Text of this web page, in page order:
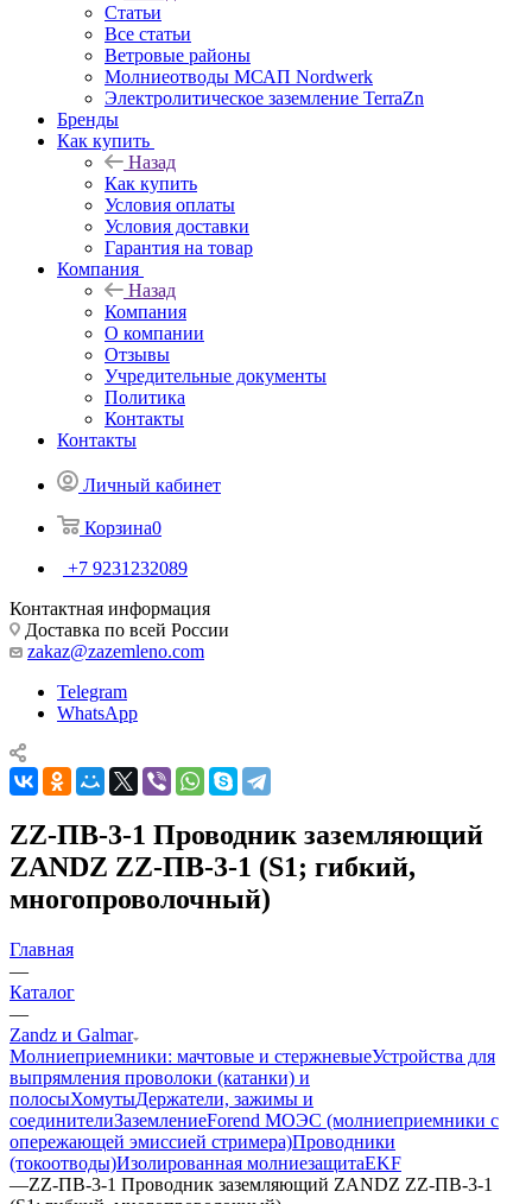
Статьи
Все статьи
Ветровые районы
Молниеотводы МСАП Nordwerk
Электролитическое заземление TerraZn
Бренды
Как купить
Назад
Как купить
Условия оплаты
Условия доставки
Гарантия на товар
Компания
Назад
Компания
О компании
Отзывы
Учредительные документы
Политика
Контакты
Контакты
Личный кабинет
Корзина0
+7 9231232089
Контактная информация
Доставка по всей России
zakaz@zazemleno.com
Telegram
WhatsApp
ZZ-ПВ-3-1 Проводник заземляющий
ZANDZ ZZ-ПВ-3-1 (S1; гибкий,
многопроволочный)
Главная
—
Каталог
—
Zandz и Galmar
Молниеприемники: мачтовые и стержневыеУстройства для
выпрямления проволоки (катанки) и
полосыХомутыДержатели, зажимы и
соединителиЗаземлениеForend МОЭС (молниеприемники с
опережающей эмиссией стримера)Проводники
(токоотводы)Изолированная молниезащитаEKF
—ZZ-ПВ-3-1 Проводник заземляющий ZANDZ ZZ-ПВ-3-1